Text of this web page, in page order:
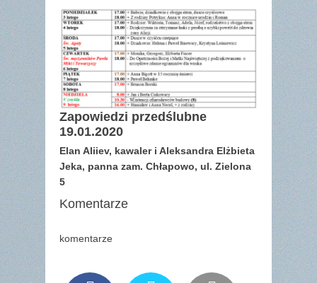
Zapowiedzi przedślubne
19.01.2020
Elan Aliiev, kawaler i Aleksandra Elżbieta
Jeka, panna zam. Chłapowo, ul. Zielona
5
Komentarze
komentarze